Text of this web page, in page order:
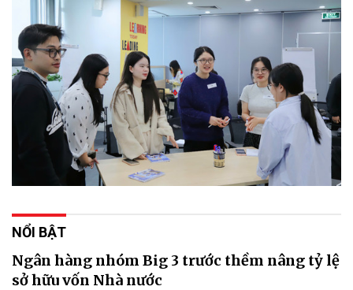
NỔI BẬT
Ngân hàng nhóm Big 3 trước thềm nâng tỷ lệ
sở hữu vốn Nhà nước